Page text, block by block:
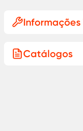
Catálogos